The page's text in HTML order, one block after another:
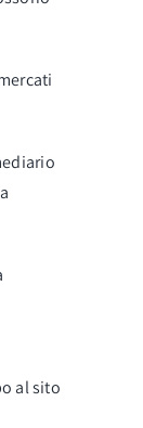
al sito